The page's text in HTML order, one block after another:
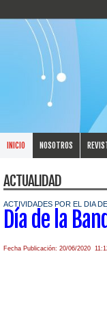
INICIO NOSOTROS
ACTUALIDAD
ACTIVIDADES POR EL DIA
Día de la
Fecha Publicación: 20/06/2020